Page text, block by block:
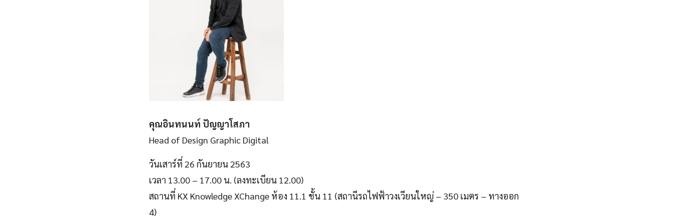
คุณอินทนนท์ ปัญญาโสภา
Head of Design Graphic Digital
วันเสาร์ที่ 26 กันยายน 2563
เวลา 13.00 – 17.00 น. (ลงทะเบียน 12.00)
สถานที่ KX Knowledge XChange ห้อง 11.1 ชั้น 11 (สถานีรถไฟฟ้าวงเวียนใหญ่ – 350 เมตร – ทางออก
4)